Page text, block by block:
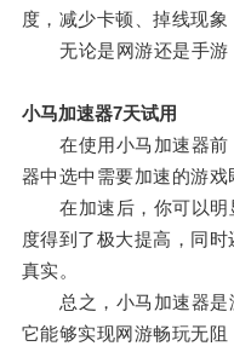
度，减少卡顿、掉线现象
无论是网游还是手游
小马加速器7天试用
在使用小马加速器前
器中选中需要加速的游戏
在加速后，你可以明
度得到了极大提高，同
真实。
总之，小马加速器是
它能够实现网游畅玩无阻